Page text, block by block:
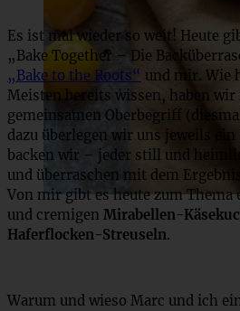
Es ist mal wieder so weit! Heute
„Bake Together – Die
„Bake to the Roots“ und mir. Wie
Meisten bereits wissen, haben
gemeinsamen Oberbegriff
dazu überlegen wir uns jeweils ein
backen wir – jeder still und
und überraschen mit dem
Von mir gibt es heute zum Thema
und cremigen Mirabellen-
Haferflocken-Streuseln.
Warum und wieso Marc und ich